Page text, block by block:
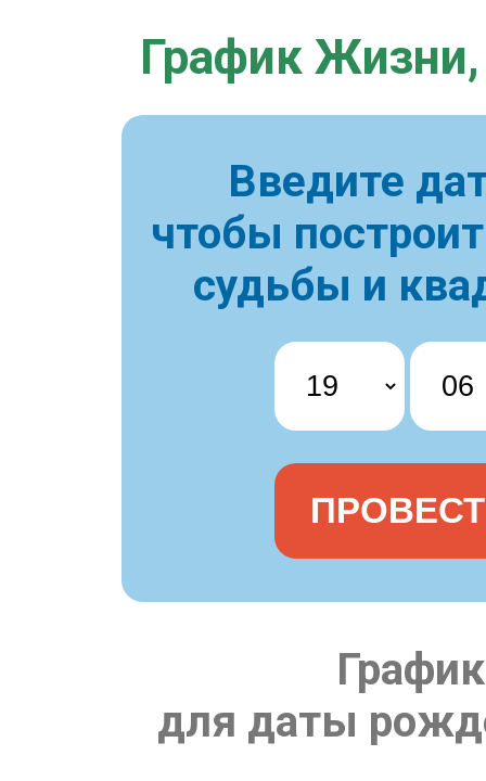
График Жизни,
Введите
чтобы
судьбы и
для даты